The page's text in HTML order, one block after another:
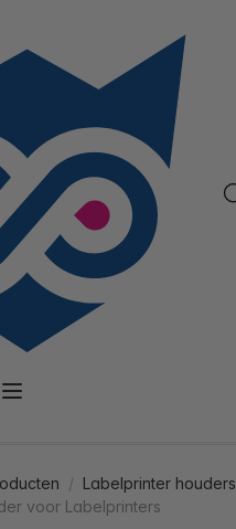
Labelprinter houders
voor Labelprinters